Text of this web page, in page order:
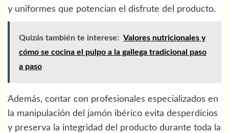
y uniformes que potencian el disfrute del producto.
Quizás también te interese: Valores nutricionales y
cómo se cocina el pulpo a la gallega tradicional paso
a paso
Además, contar con profesionales especializados en
la manipulación del jamón ibérico evita desperdicios
y preserva la integridad del producto durante toda la